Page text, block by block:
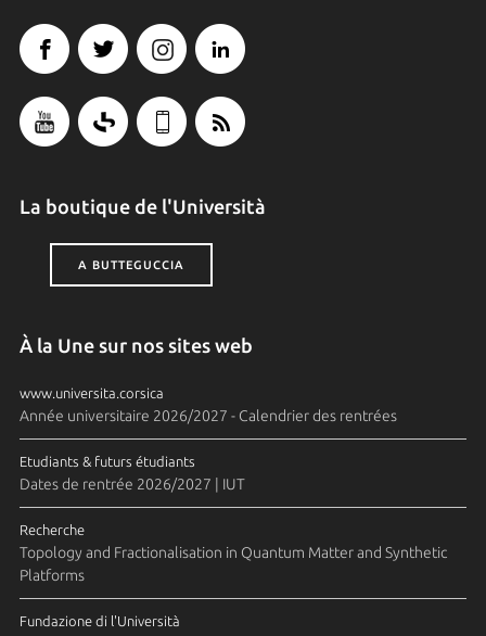
La boutique de l'Università
A BUTTEGUCCIA
À la Une sur nos sites web
www.universita.corsica
Année universitaire 2026/2027 - Calendrier des rentrées
Etudiants & futurs étudiants
Dates de rentrée 2026/2027 | IUT
Recherche
Topology and Fractionalisation in Quantum Matter and Synthetic
Platforms
Fundazione di l'Università